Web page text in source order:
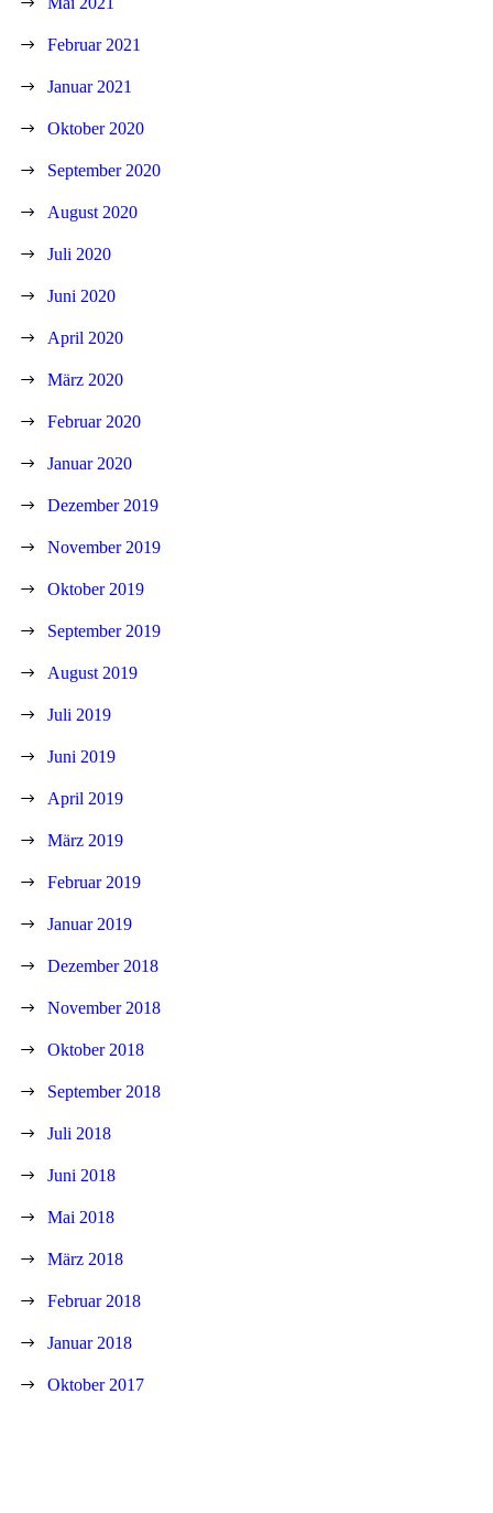
Februar 2021
Januar 2021
Oktober 2020
September 2020
August 2020
Juli 2020
Juni 2020
April 2020
März 2020
Februar 2020
Januar 2020
Dezember 2019
November 2019
Oktober 2019
September 2019
August 2019
Juli 2019
Juni 2019
April 2019
März 2019
Februar 2019
Januar 2019
Dezember 2018
November 2018
Oktober 2018
September 2018
Juli 2018
Juni 2018
Mai 2018
März 2018
Februar 2018
Januar 2018
Oktober 2017